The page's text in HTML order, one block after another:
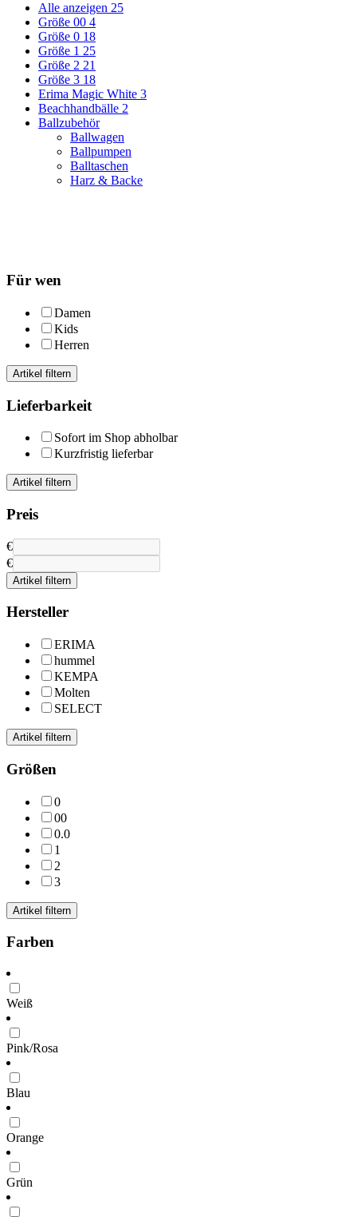
Alle anzeigen 25
Größe 00 4
Größe 0 18
Größe 1 25
Größe 2 21
Größe 3 18
Erima Magic White 3
Beachhandbälle 2
Ballzubehör
Ballwagen
Ballpumpen
Balltaschen
Harz & Backe
Für wen
Damen
Kids
Herren
Artikel filtern
Lieferbarkeit
Sofort im Shop abholbar
Kurzfristig lieferbar
Artikel filtern
Preis
€
€
Artikel filtern
Hersteller
ERIMA
hummel
KEMPA
Molten
SELECT
Artikel filtern
Größen
0
00
0.0
1
2
3
Artikel filtern
Farben
Weiß
Pink/Rosa
Blau
Orange
Grün